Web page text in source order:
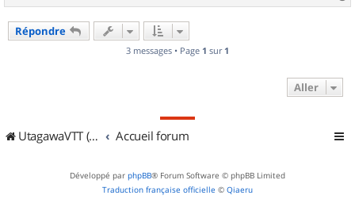
a
Répondre
3 messages • Page 1 sur 1
Aller
UtagawaVTT (Randos VTT et VTTAE avec traces GPS) Accueil forum
Développé par phpBB® Forum Software © phpBB Limited
Traduction française officielle © Qiaeru